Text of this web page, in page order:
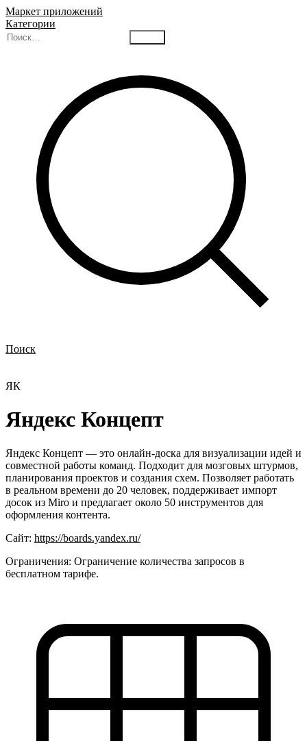
Маркет приложений
Категории
Поиск
ЯК
Яндекс Концепт
Яндекс Концепт — это онлайн-доска для визуализации идей и
совместной работы команд. Подходит для мозговых штурмов,
планирования проектов и создания схем. Позволяет работать
в реальном времени до 20 человек, поддерживает импорт
досок из Miro и предлагает около 50 инструментов для
оформления контента.
Сайт: https://boards.yandex.ru/
Ограничения: Ограничение количества запросов в
бесплатном тарифе.